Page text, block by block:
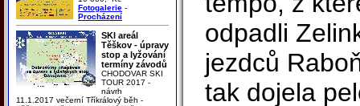
Fotogalerie -
Procházení
SKI areál
Těškov - úpravy
stop a lyžování
termíny závodů
CHODOVAR SKI
TOUR 2017 -
návrh
11.1.2017 večerní Tříkrálový běh -
odpadli
jezdců
tak dojela